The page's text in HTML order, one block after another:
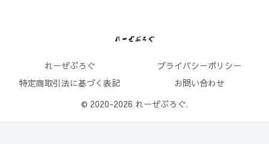
れーぜぶろぐ
プライバシーポリシー
特定商取引法に基づく表記
お問い合わせ
© 2020-2026 れーぜぶろぐ.